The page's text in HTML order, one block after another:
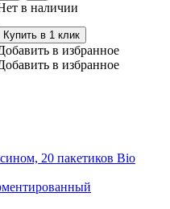
в наличии
Купить в 1 клик
в избранное
в избранное
20 пакетиков Bio